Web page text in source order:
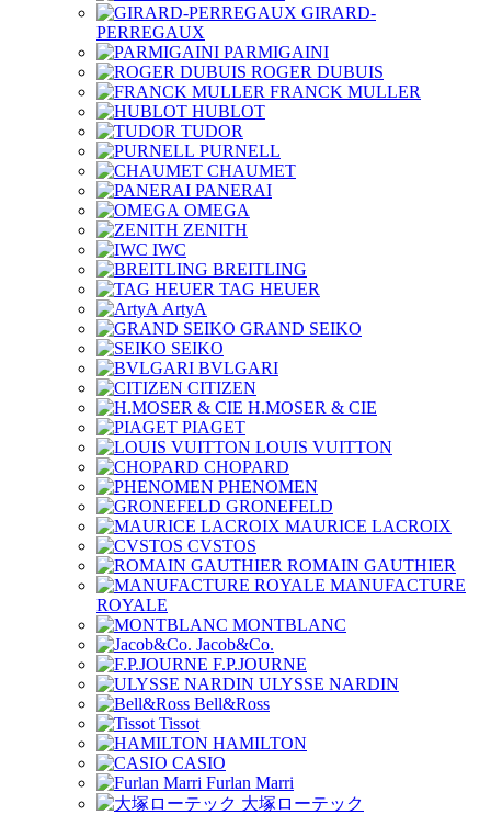
GIRARD-
PERREGAUX
PARMIGAINI
ROGER DUBUIS
FRANCK MULLER
HUBLOT
TUDOR
PURNELL
CHAUMET
PANERAI
OMEGA
ZENITH
IWC
BREITLING
TAG HEUER
ArtyA
GRAND SEIKO
SEIKO
BVLGARI
CITIZEN
H.MOSER & CIE
PIAGET
LOUIS VUITTON
CHOPARD
PHENOMEN
GRONEFELD
MAURICE LACROIX
CVSTOS
ROMAIN GAUTHIER
MANUFACTURE
ROYALE
MONTBLANC
Jacob&Co.
F.P.JOURNE
ULYSSE NARDIN
Bell&Ross
Tissot
HAMILTON
CASIO
Furlan Marri
大塚ローテック